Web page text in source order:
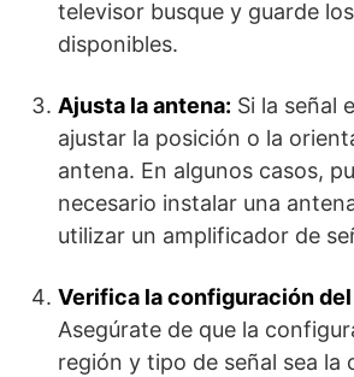
televisor busque y guarde
disponibles.
Ajusta la antena: Si la señal
ajustar la posición o la
antena. En algunos casos,
necesario instalar una
utilizar un amplificador de
Verifica la configuración
Asegúrate de que la
región y tipo de señal sea la